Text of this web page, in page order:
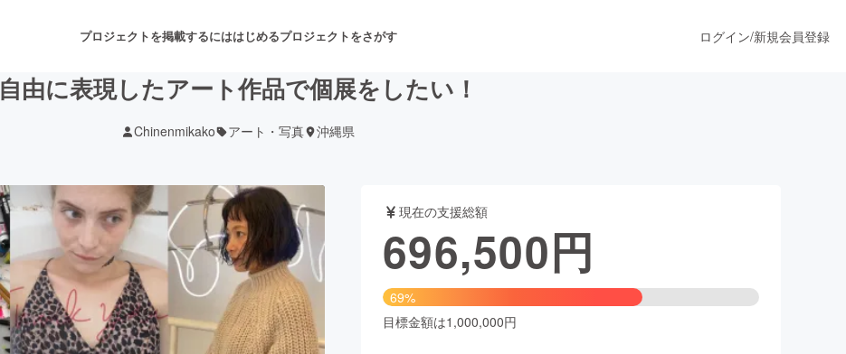
プロジェクトを掲載するにははじめるプロジェクトをさがす
音楽 舞台・パフォーマンス
ゲーム・サービス開発 フード・飲食店 ファッション
書籍・雑誌出版 アニメ・漫画
ログイン/新規会員登録
自由に表現したアート作品で個展をしたい！
Chinenmikako アート・写真 沖縄県
現在の支援総額
696,500円
69%
目標金額は1,000,000円